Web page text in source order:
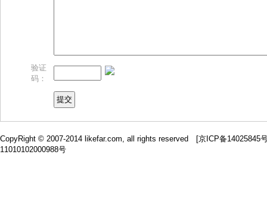
验证
码：
CopyRight © 2007-2014 likefar.com, all rights reserved [京ICP备14025845
11010102000988号